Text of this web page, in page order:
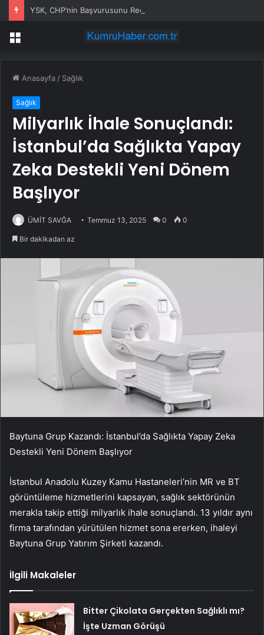
YSK, CHP’nin Başvurusunu Reddetti
Menü
Anasayfa / Sağlık
Sağlık
Milyarlık İhale Sonuçlandı:
İstanbul’da Sağlıkta Yapay
Zeka Destekli Yeni Dönem
Başlıyor
ÜMİT SAVĞA Temmuz 13, 2025 0 0
Bir dakikadan az
Baytuna Grup Kazandı: İstanbul’da Sağlıkta Yapay Zeka
Destekli Yeni Dönem Başlıyor
İstanbul Anadolu Kuzey Kamu Hastaneleri’nin MR ve BT
görüntüleme hizmetlerini kapsayan, sağlık sektörünün
merakla takip ettiği milyarlık ihale sonuçlandı. 13 yıldır aynı
firma tarafından yürütülen hizmet sona ererken, ihaleyi
Baytuna Grup Yatırım Şirketi kazandı.
İlgili Makaleler
Bitter Çikolata Gerçekten Sağlıklı mı?
İşte Uzman Görüşü